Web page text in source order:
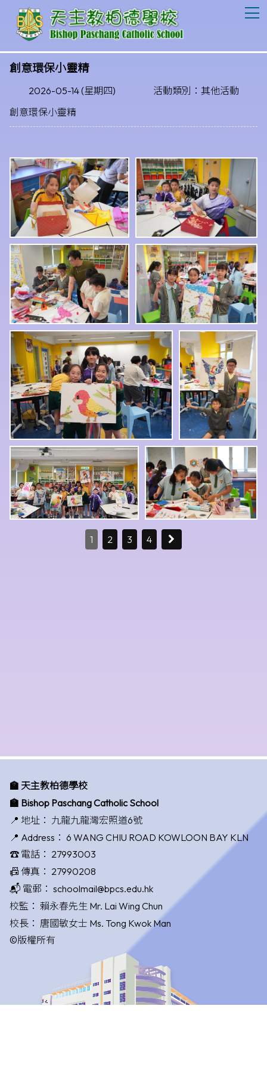
創意環保小靈精
2026-05-14 (星期四)
活動類別：其他活動
創意環保小靈精
1 2 3 4
🏫 天主教柏德學校
🏫 Bishop Paschang Catholic School
📍 地址： 九龍九龍灣宏照道6號
📍 Address： 6 WANG CHIU ROAD KOWLOON BAY KLN
☎️ 電話： 27993003
📠 傳真： 27990208
📬 電郵： schoolmail@bpcs.edu.hk
校監： 賴永春先生 Mr. Lai Wing Chun
校長： 唐國敏女士 Ms. Tong Kwok Man
©版權所有